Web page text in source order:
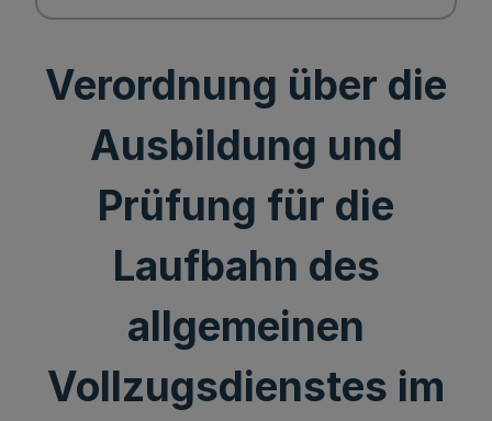
Verordnung über die
Ausbildung und
Prüfung für die
Laufbahn des
allgemeinen
Vollzugsdienstes im